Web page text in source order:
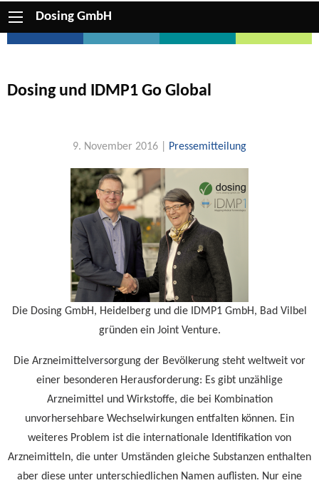
Dosing GmbH
Dosing und IDMP1 Go Global
9. November 2016 | Pressemitteilung
Die Dosing GmbH, Heidelberg und die IDMP1 GmbH, Bad Vilbel
gründen ein Joint Venture.
Die Arzneimittelversorgung der Bevölkerung steht weltweit vor
einer besonderen Herausforderung: Es gibt unzählige
Arzneimittel und Wirkstoffe, die bei Kombination
unvorhersehbare Wechselwirkungen entfalten können. Ein
weiteres Problem ist die internationale Identifikation von
Arzneimitteln, die unter Umständen gleiche Substanzen enthalten
aber diese unter unterschiedlichen Namen auflisten. Nur eine